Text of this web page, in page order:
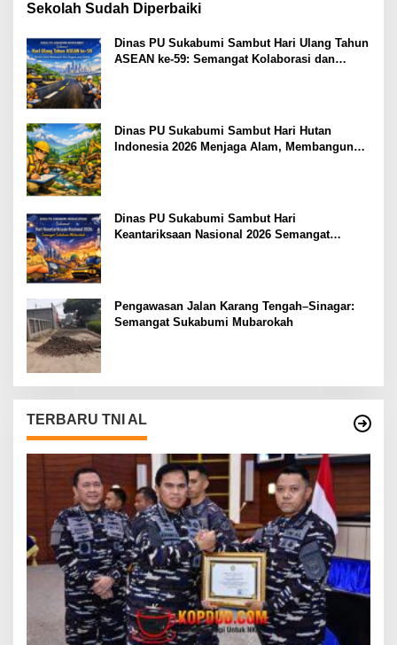
Sekolah Sudah Diperbaiki
Dinas PU Sukabumi Sambut Hari Ulang Tahun
ASEAN ke-59: Semangat Kolaborasi dan
Dinas PU Sukabumi Sambut Hari Hutan
Indonesia 2026 Menjaga Alam, Membangun
Dinas PU Sukabumi Sambut Hari
Keantariksaan Nasional 2026 Semangat
Pengawasan Jalan Karang Tengah–Sinagar:
Semangat Sukabumi Mubarokah
TERBARU TNI AL